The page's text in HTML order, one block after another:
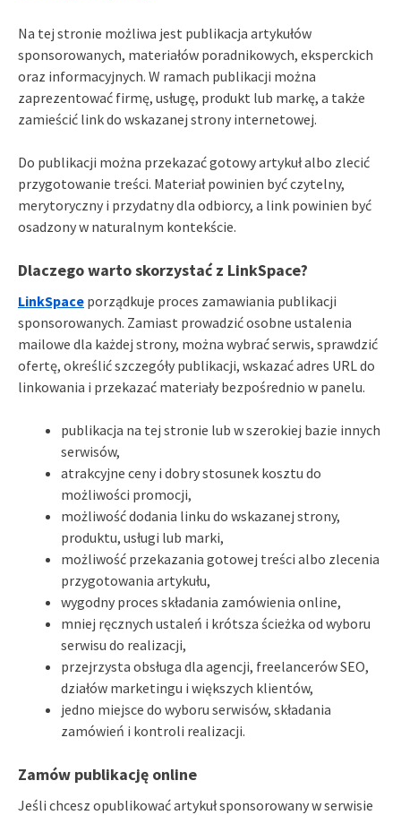
Na tej stronie możliwa jest publikacja artykułów
sponsorowanych, materiałów poradnikowych, eksperckich
oraz informacyjnych. W ramach publikacji można
zaprezentować firmę, usługę, produkt lub markę, a także
zamieścić link do wskazanej strony internetowej.
Do publikacji można przekazać gotowy artykuł albo zlecić
przygotowanie treści. Materiał powinien być czytelny,
merytoryczny i przydatny dla odbiorcy, a link powinien być
osadzony w naturalnym kontekście.
Dlaczego warto skorzystać z LinkSpace?
LinkSpace porządkuje proces zamawiania publikacji
sponsorowanych. Zamiast prowadzić osobne ustalenia
mailowe dla każdej strony, można wybrać serwis, sprawdzić
ofertę, określić szczegóły publikacji, wskazać adres URL do
linkowania i przekazać materiały bezpośrednio w panelu.
publikacja na tej stronie lub w szerokiej bazie innych
serwisów,
atrakcyjne ceny i dobry stosunek kosztu do
możliwości promocji,
możliwość dodania linku do wskazanej strony,
produktu, usługi lub marki,
możliwość przekazania gotowej treści albo zlecenia
przygotowania artykułu,
wygodny proces składania zamówienia online,
mniej ręcznych ustaleń i krótsza ścieżka od wyboru
serwisu do realizacji,
przejrzysta obsługa dla agencji, freelancerów SEO,
działów marketingu i większych klientów,
jedno miejsce do wyboru serwisów, składania
zamówień i kontroli realizacji.
Zamów publikację online
Jeśli chcesz opublikować artykuł sponsorowany w serwisie